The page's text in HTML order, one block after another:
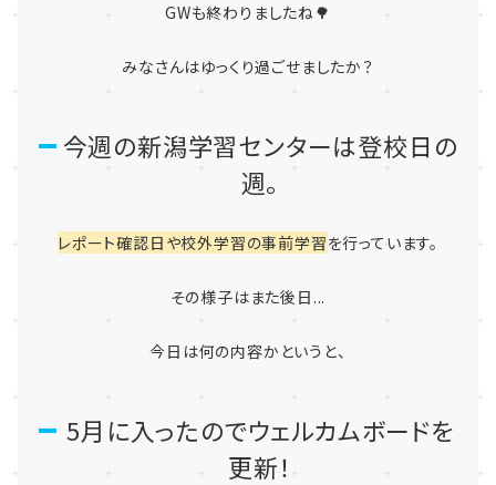
GWも終わりましたね🌳
みなさんはゆっくり過ごせましたか？
今週の新潟学習センターは登校日の
週。
レポート確認日や校外学習の事前学習を行っています。
その様子はまた後日...
今日は何の内容かというと、
5月に入ったのでウェルカムボードを
更新！